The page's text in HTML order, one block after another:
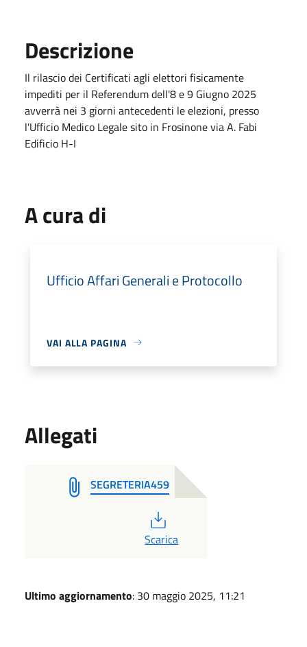
Descrizione
Il rilascio dei Certificati agli elettori fisicamente
impediti per il Referendum dell'8 e 9 Giugno 2025
avverrà nei 3 giorni antecedenti le elezioni, presso
l'Ufficio Medico Legale sito in Frosinone via A. Fabi
Edificio H-I
A cura di
Ufficio Affari Generali e Protocollo
VAI ALLA PAGINA
Allegati
SEGRETERIA459
PDF
Scarica
Ultimo aggiornamento: 30 maggio 2025, 11:21